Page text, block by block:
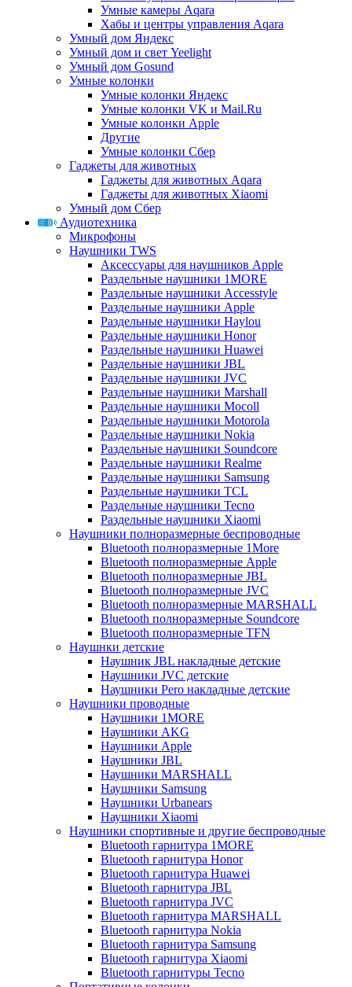
Умные камеры Aqara
Хабы и центры управления Aqara
Умный дом Яндекс
Умный дом и свет Yeelight
Умный дом Gosund
Умные колонки
Умные колонки Яндекс
Умные колонки VK и Mail.Ru
Умные колонки Apple
Другие
Умные колонки Сбер
Гаджеты для животных
Гаджеты для животных Aqara
Гаджеты для животных Xiaomi
Умный дом Сбер
Аудиотехника
Микрофоны
Наушники TWS
Аксессуары для наушников Apple
Раздельные наушники 1MORE
Раздельные наушники Accesstyle
Раздельные наушники Apple
Раздельные наушники Haylou
Раздельные наушники Honor
Раздельные наушники Huawei
Раздельные наушники JBL
Раздельные наушники JVC
Раздельные наушники Marshall
Раздельные наушники Mocoll
Раздельные наушники Motorola
Раздельные наушники Nokia
Раздельные наушники Soundcore
Раздельные наушники Realme
Раздельные наушники Samsung
Раздельные наушники TCL
Раздельные наушники Tecno
Раздельные наушники Xiaomi
Наушники полноразмерные беспроводные
Bluetooth полноразмерные 1More
Bluetooth полноразмерные Apple
Bluetooth полноразмерные JBL
Bluetooth полноразмерные JVC
Bluetooth полноразмерные MARSHALL
Bluetooth полноразмерные Soundcore
Bluetooth полноразмерные TFN
Наушнки детские
Наушник JBL накладные детские
Наушники JVC детские
Наушники Pero накладные детские
Наушники проводные
Наушники 1MORE
Наушники AKG
Наушники Apple
Наушники JBL
Наушники MARSHALL
Наушники Samsung
Наушники Urbanears
Наушники Xiaomi
Наушники спортивные и другие беспроводные
Bluetooth гарнитура 1MORE
Bluetooth гарнитура Honor
Bluetooth гарнитура Huawei
Bluetooth гарнитура JBL
Bluetooth гарнитура JVC
Bluetooth гарнитура MARSHALL
Bluetooth гарнитура Nokia
Bluetooth гарнитура Samsung
Bluetooth гарнитура Xiaomi
Bluetooth гарнитуры Tecno